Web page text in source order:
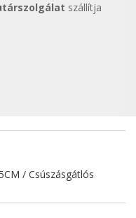
szállítja
/ Csúszásgátlós